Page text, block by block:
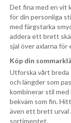
Det fina med en vit
för din personliga
med färgstarka
addera ett brett
sjal över axlarna för
Köp din
Utforska vårt breda
och längder som
kombinerar stil med
bekväm som fin.
även ett brett urval
sortimentet.